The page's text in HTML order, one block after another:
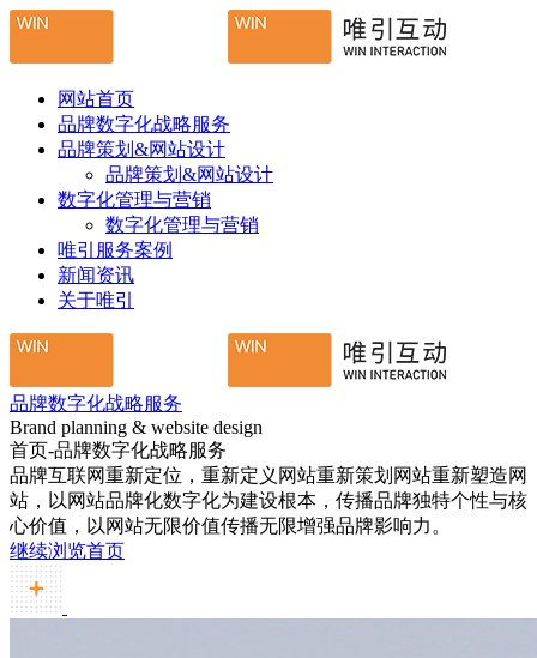
网站首页
品牌数字化战略服务
品牌策划&网站设计
品牌策划&网站设计
数字化管理与营销
数字化管理与营销
唯引服务案例
新闻资讯
关于唯引
品牌数字化战略服务
Brand planning & website design
首页-品牌数字化战略服务
品牌互联网重新定位，重新定义网站重新策划网站重新塑造网
站，以网站品牌化数字化为建设根本，传播品牌独特个性与核
心价值，以网站无限价值传播无限增强品牌影响力。
继续浏览首页